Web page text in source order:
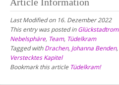
Last Modified on 16. Dezember 2022
This entry was posted in
Nebelsphäre, Team, Tüdelkram
Tagged withDrachen, Johanna Benden,
Verstecktes Kapitel
Bookmark this article Tüdelkram!